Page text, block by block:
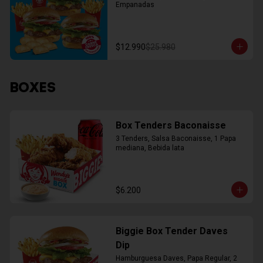
Empanadas
$12.990$25.980
BOXES
Box Tenders Baconaisse
3 Tenders, Salsa Baconaisse, 1 Papa
mediana, Bebida lata
$6.200
Biggie Box Tender Daves
Dip
Hamburguesa Daves, Papa Regular, 2